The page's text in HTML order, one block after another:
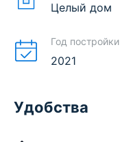
Целый дом
Год постройки
2021
Удобства